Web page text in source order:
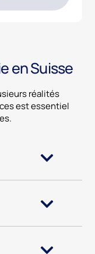
en Suisse
réalités
est essentiel